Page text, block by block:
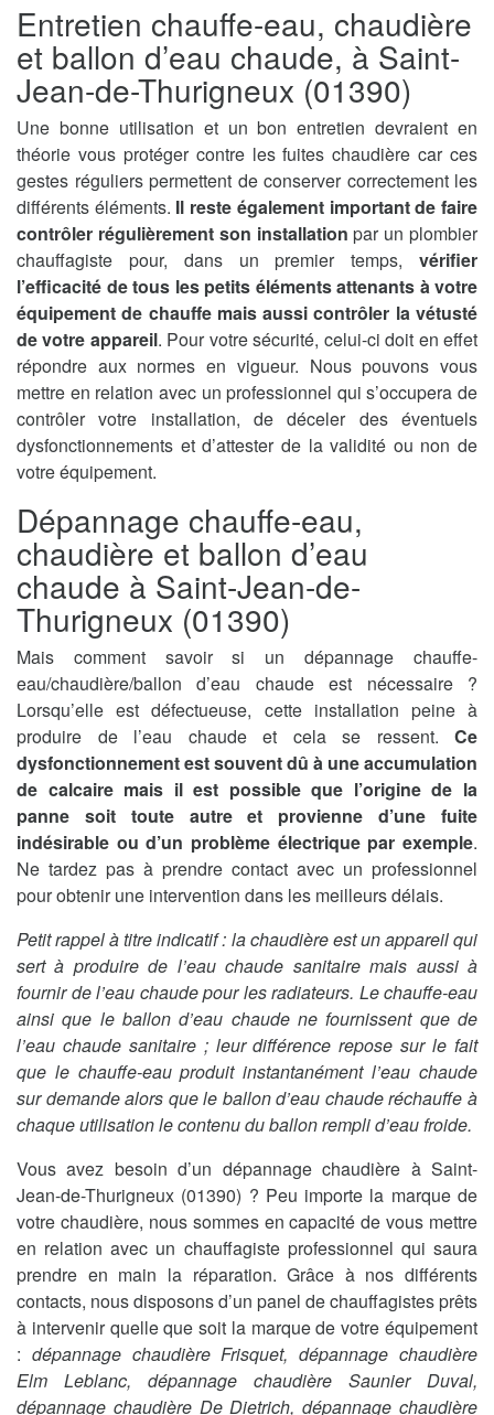
Entretien chauffe-eau, chaudière
et ballon d’eau chaude, à Saint-
Jean-de-Thurigneux (01390)
Une bonne utilisation et un bon entretien devraient en
théorie vous protéger contre les fuites chaudière car ces
gestes réguliers permettent de conserver correctement les
différents éléments. Il reste également important de faire
contrôler régulièrement son installation par un plombier
chauffagiste pour, dans un premier temps, vérifier
l’efficacité de tous les petits éléments attenants à votre
équipement de chauffe mais aussi contrôler la vétusté
de votre appareil. Pour votre sécurité, celui-ci doit en effet
répondre aux normes en vigueur. Nous pouvons vous
mettre en relation avec un professionnel qui s’occupera de
contrôler votre installation, de déceler des éventuels
dysfonctionnements et d’attester de la validité ou non de
votre équipement.
Dépannage chauffe-eau,
chaudière et ballon d’eau
chaude à Saint-Jean-de-
Thurigneux (01390)
Mais comment savoir si un dépannage chauffe-
eau/chaudière/ballon d’eau chaude est nécessaire ?
Lorsqu’elle est défectueuse, cette installation peine à
produire de l’eau chaude et cela se ressent. Ce
dysfonctionnement est souvent dû à une accumulation
de calcaire mais il est possible que l’origine de la
panne soit toute autre et provienne d’une fuite
indésirable ou d’un problème électrique par exemple.
Ne tardez pas à prendre contact avec un professionnel
pour obtenir une intervention dans les meilleurs délais.
Petit rappel à titre indicatif : la chaudière est un appareil qui
sert à produire de l’eau chaude sanitaire mais aussi à
fournir de l’eau chaude pour les radiateurs. Le chauffe-eau
ainsi que le ballon d’eau chaude ne fournissent que de
l’eau chaude sanitaire ; leur différence repose sur le fait
que le chauffe-eau produit instantanément l’eau chaude
sur demande alors que le ballon d’eau chaude réchauffe à
chaque utilisation le contenu du ballon rempli d’eau froide.
Vous avez besoin d’un dépannage chaudière à Saint-
Jean-de-Thurigneux (01390) ? Peu importe la marque de
votre chaudière, nous sommes en capacité de vous mettre
en relation avec un chauffagiste professionnel qui saura
prendre en main la réparation. Grâce à nos différents
contacts, nous disposons d’un panel de chauffagistes prêts
à intervenir quelle que soit la marque de votre équipement
: dépannage chaudière Frisquet, dépannage chaudière
Elm Leblanc, dépannage chaudière Saunier Duval,
dépannage chaudière De Dietrich, dépannage chaudière